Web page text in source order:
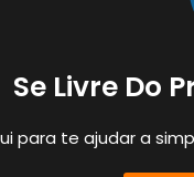
Se Livre Do
para te ajudar a